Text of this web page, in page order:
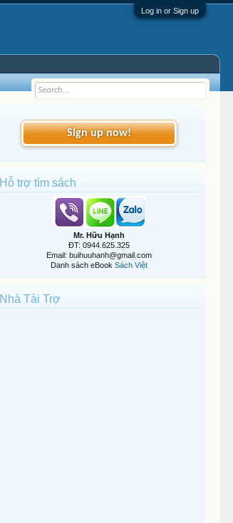
Log in or Sign up
Sign up now!
Hỗ trợ tìm sách
Mr. Hữu Hạnh
ĐT: 0944.625.325
Email: buihuuhanh@gmail.com
Danh sách eBook Sách Việt
Nhà Tài Trợ